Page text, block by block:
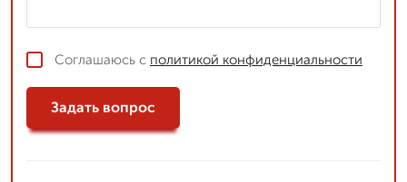
Соглашаюсь с политикой конфиденциальности
Задать вопрос